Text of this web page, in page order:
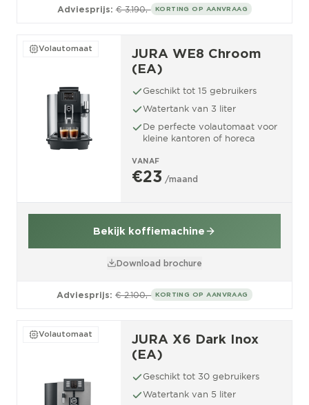
Adviesprijs: € 3.190,- KORTING OP AANVRAAG
Volautomaat
JURA WE8 Chroom
(EA)
Geschikt tot 15 gebruikers
Watertank van 3 liter
De perfecte volautomaat voor
kleine kantoren of horeca
VANAF
€23 /maand
Bekijk koffiemachine
Download brochure
Adviesprijs: € 2.100,- KORTING OP AANVRAAG
Volautomaat
JURA X6 Dark Inox
(EA)
Geschikt tot 30 gebruikers
Watertank van 5 liter